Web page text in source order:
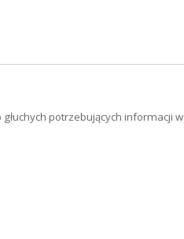
potrzebujących informacji w